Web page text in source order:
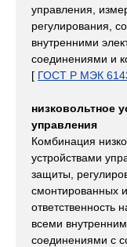
управления,
регулирования,
внутренними
соединениями и
[ ГОСТ Р МЭК
низковольтное
управления
Комбинация
устройствами
защиты,
смонтированных
ответственность
всеми
соединениями с